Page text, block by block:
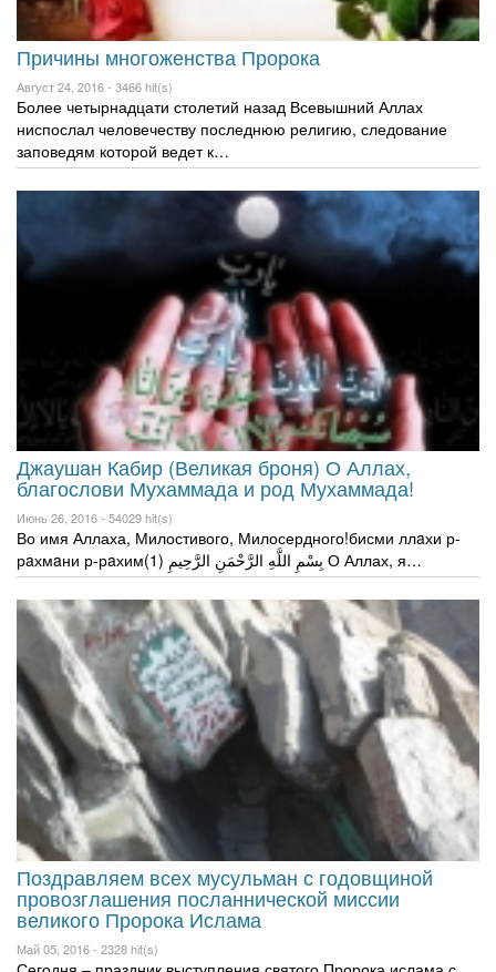
Причины многоженства Пророка
Август 24, 2016 - 3466 hit(s)
Более четырнадцати столетий назад Всевышний Аллах
ниспослал человечеству последнюю религию, следование
заповедям которой ведет к…
Джаушан Кабир (Великая броня) О Аллах,
благослови Мухаммада и род Мухаммада!
Июнь 26, 2016 - 54029 hit(s)
Во имя Аллаха, Милостивого, Милосердного!бисми ллaхи р-
рaхмaни р-рaхимبِسْمِ اللَّهِ الرَّحْمَنِ الرَّحِيمِ (1) О Аллах, я…
Поздравляем всех мусульман с годовщиной
провозглашения посланнической миссии
великого Пророка Ислама
Май 05, 2016 - 2328 hit(s)